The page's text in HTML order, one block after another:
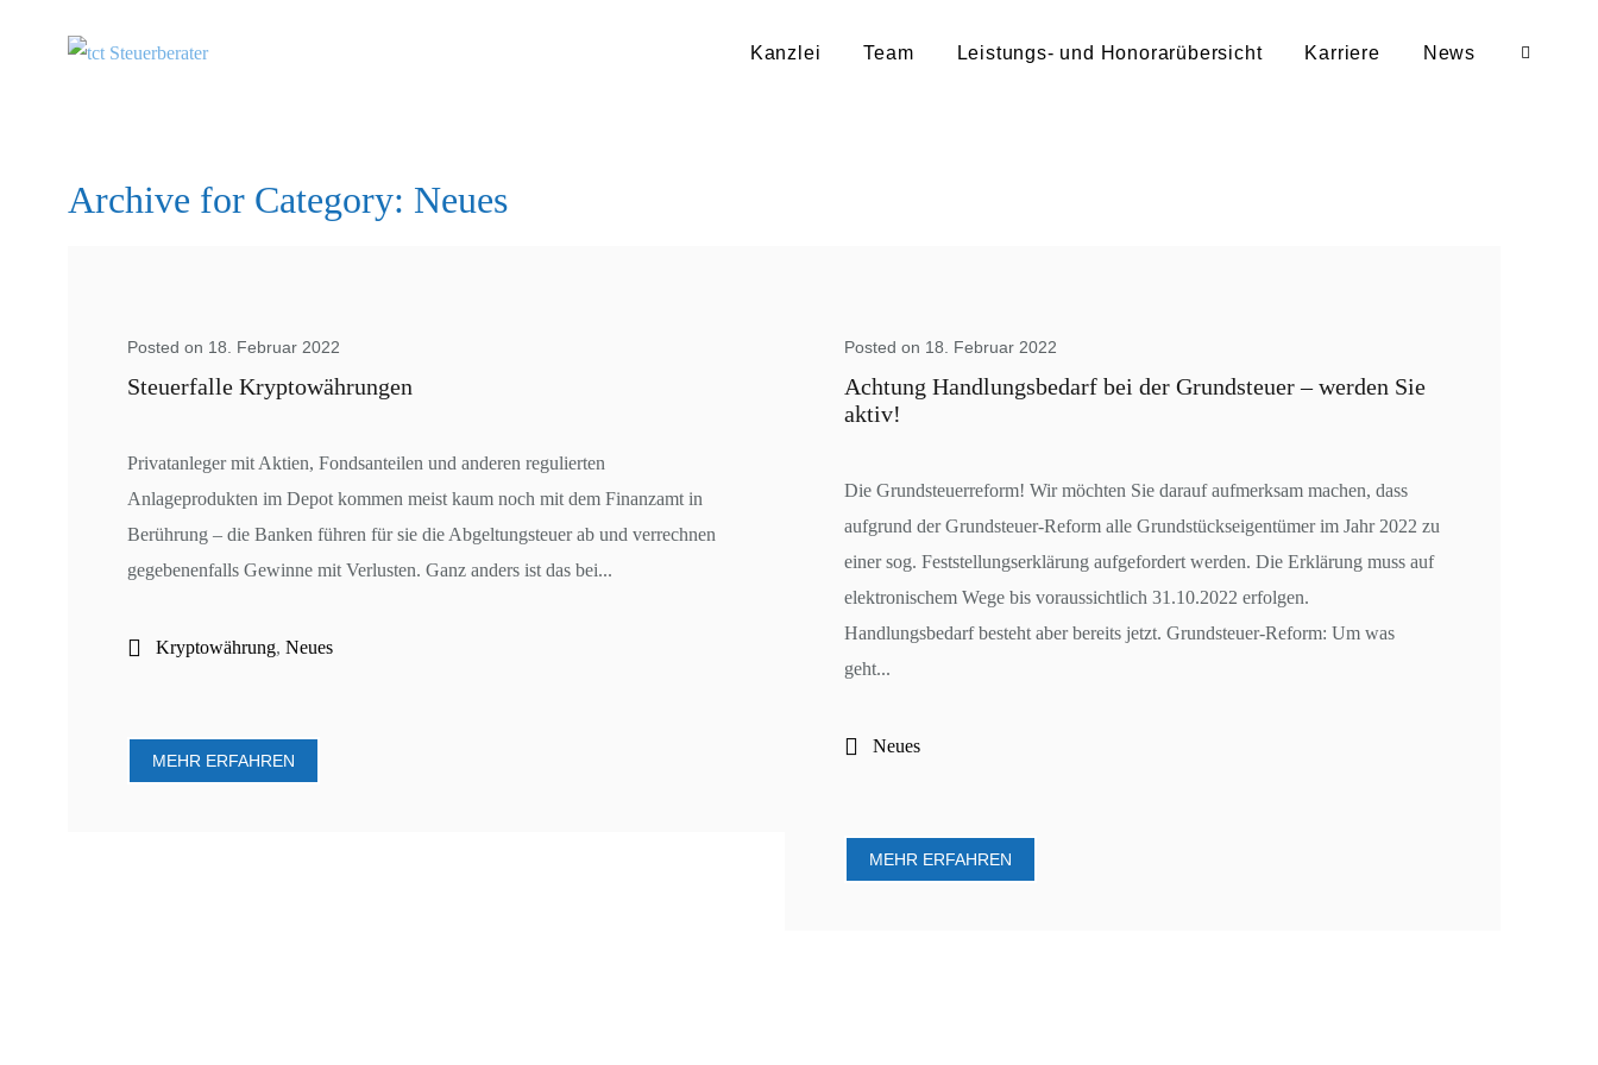
Kanzlei Team Leistungs- und Honorarübersicht Karriere News
Archive for Category: Neues
Posted on 18. Februar 2022
Steuerfalle Kryptowährungen
Privatanleger mit Aktien, Fondsanteilen und anderen regulierten
Anlageprodukten im Depot kommen meist kaum noch mit dem Finanzamt in
Berührung – die Banken führen für sie die Abgeltungsteuer ab und verrechnen
gegebenenfalls Gewinne mit Verlusten. Ganz anders ist das bei...
Kryptowährung, Neues
MEHR ERFAHREN
Posted on 18. Februar 2022
Achtung Handlungsbedarf bei der Grundsteuer – werden Sie
aktiv!
Die Grundsteuerreform! Wir möchten Sie darauf aufmerksam machen, dass
aufgrund der Grundsteuer-Reform alle Grundstückseigentümer im Jahr 2022 zu
einer sog. Feststellungserklärung aufgefordert werden. Die Erklärung muss auf
elektronischem Wege bis voraussichtlich 31.10.2022 erfolgen.
Handlungsbedarf besteht aber bereits jetzt. Grundsteuer-Reform: Um was
geht...
Neues
MEHR ERFAHREN